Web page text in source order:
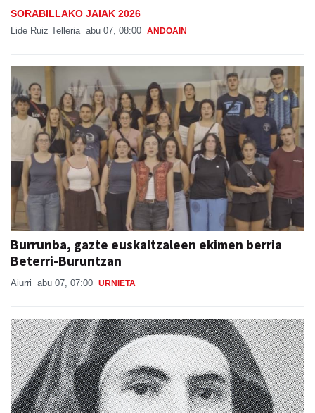
SORABILLAKO JAIAK 2026
Lide Ruiz Telleria abu 07, 08:00 ANDOAIN
Burrunba, gazte euskaltzaleen ekimen berria
Beterri-Buruntzan
Aiurri abu 07, 07:00 URNIETA